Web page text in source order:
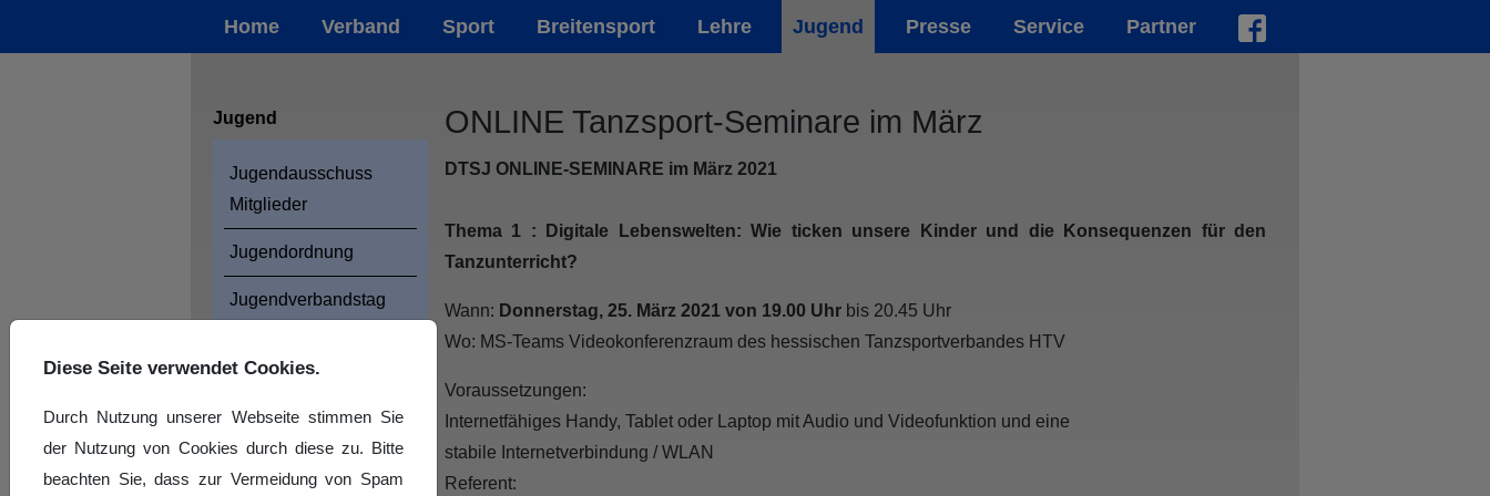
Home Verband Sport Breitensport Lehre Jugend Presse Service Partner
Jugend
Jugendausschuss
Mitglieder
Jugendordnung
Jugendverbandstag
Jugendfreizeit
Aus- und Fortbildung
ONLINE Tanzsport-Seminare im März
DTSJ ONLINE-SEMINARE im März 2021
Thema 1 : Digitale Lebenswelten: Wie ticken unsere Kinder und die Konsequenzen für den
Tanzunterricht?
Wann: Donnerstag, 25. März 2021 von 19.00 Uhr bis 20.45 Uhr
Wo: MS-Teams Videokonferenzraum des hessischen Tanzsportverbandes HTV
Voraussetzungen:
Internetfähiges Handy, Tablet oder Laptop mit Audio und Videofunktion und eine
stabile Internetverbindung / WLAN
Referent:
Diese Seite verwendet Cookies.
Durch Nutzung unserer Webseite stimmen Sie
der Nutzung von Cookies durch diese zu. Bitte
beachten Sie, dass zur Vermeidung von Spam